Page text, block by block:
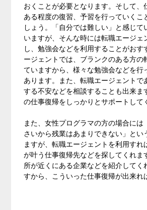
おくことが必要となります。そして、
ある程度の復習、予習を行っていくこ
しょう。「自分では難しい」と感じて
いますが、そんな時には転職エージェ
し、勉強会などを利用することがおす
ージェントでは、ブランクのある方の
ていますから、様々な勉強会などを行
あります。また、転職エージェントで
する不安などを相談することも出来ま
の仕事復帰をしっかりとサポートして
また、女性プログラマの方の場合には
さいから残業はあまりできない」とい
ますが、転職エージェントを利用すれ
が叶う仕事復帰先などを探してくれま
所が近くにある企業などを紹介してく
すから、こういった仕事復帰が出来れ